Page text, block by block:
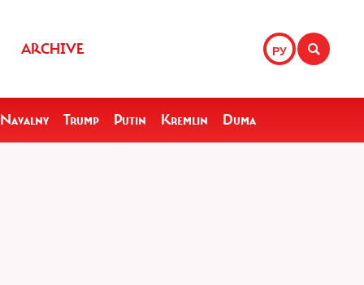
РУ
ARCHIVE
Navalny Trump Putin Kremlin Duma